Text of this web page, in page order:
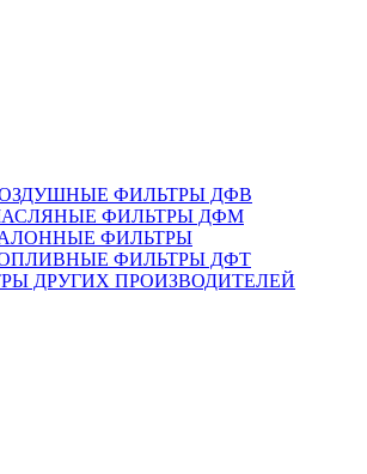
ФИЛЬТРЫ ДФВ
ФИЛЬТРЫ ДФМ
ФИЛЬТРЫ
ФИЛЬТРЫ ДФТ
ДРУГИХ ПРОИЗВОДИТЕЛЕЙ